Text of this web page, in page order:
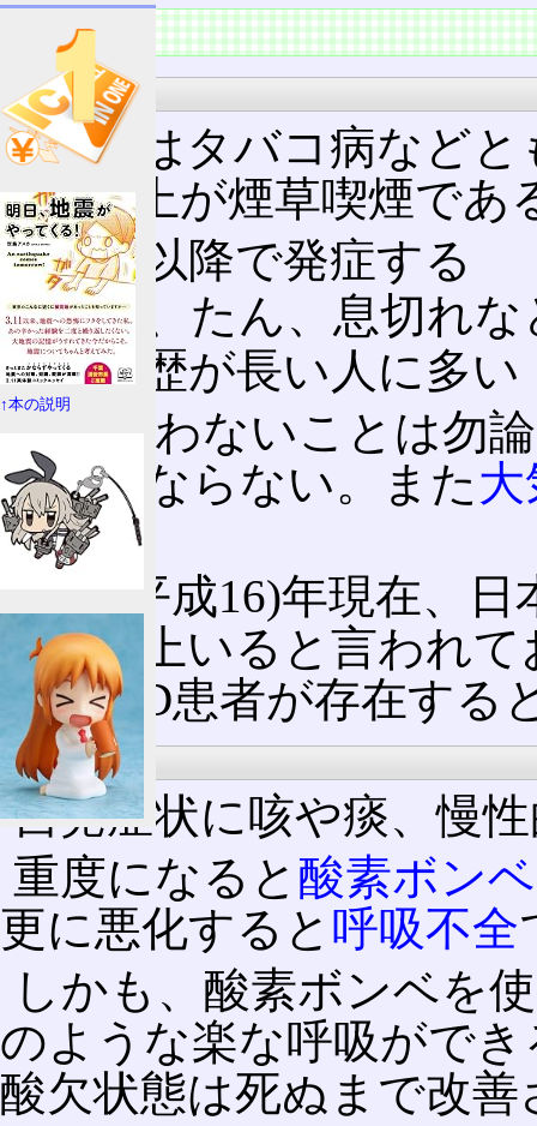
特徴
病因
COPDはタバコ病など
90%以上が煙草喫煙であ
中年以降で発症する
せき、たん、息切れ
喫煙歴が長い人に多い
自ら吸わないことは勿
けねばならない。また大
せる。
2004(平成16)年現在、
万人以上いると言われ
のCOPD患者が存在す
病態
自覚症状に咳や痰、慢
重度になると 酸素ボンベ
更に悪化すると 呼吸不全
しかも、酸素ボンベを
のような楽な呼吸がで
酸欠状態は死ぬまで改
↑本の説明